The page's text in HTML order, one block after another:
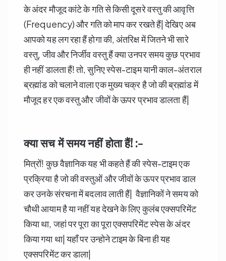
के अंदर मौजूद कांटे के गति से किसी दूसरे वस्तु की आवृत्ति
(Frequency) और गति को माप कर रखते हैं| देखिए अब
आपको यह लग रहा हैं होगा की, अंतरिक्ष में जितने भी सारे
वस्तु, जीव और निर्जीव वस्तु हैं क्या उनपर समय कुछ प्रभाव
ही नहीं डालता हैं! तो, सुनिए स्पेस-टाइम यानी काल-अंतराल
ब्रह्मांड को चलाने वाला एक मुख्य चक्र है जो की ब्रह्मांड में
मौजूद हर एक वस्तु और जीवों के ऊपर प्रभाव डालता हैं|
क्या सच में समय नहीं होता हैं! :-
मित्रों! कुछ वैज्ञानिक यह भी कहते हैं की स्पेस-टाइम एक
प्रक्रिया है जो की वस्तुओं और जीवों के ऊपर प्रभाव डाल
कर उनके संरचना में बदलाव लाती हैं| वैज्ञानिकों ने समय को
चौथी आयाम है या नहीं यह देखने के लिए कुलंब एक्सपरिमेंट
किया था, जहां पर पूरा का पूरा एक्सपरिमेंट स्पेस के अंदर
किया गया था| यहाँ पर उन्होने टाइम के बिना ही यह
एक्सपरिमेंट कर डाला|